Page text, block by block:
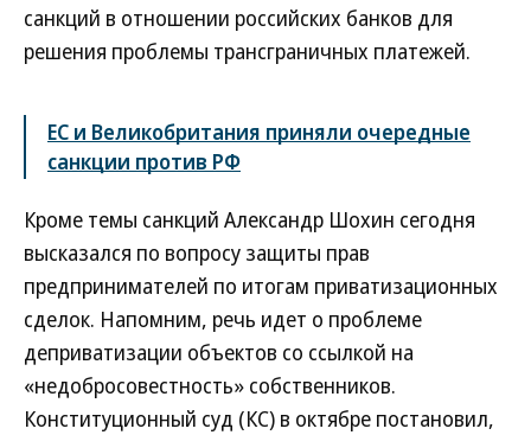
санкций в отношении российских банков для
решения проблемы трансграничных платежей.
ЕС и Великобритания приняли очередные
санкции против РФ
Кроме темы санкций Александр Шохин сегодня
высказался по вопросу защиты прав
предпринимателей по итогам приватизационных
сделок. Напомним, речь идет о проблеме
деприватизации объектов со ссылкой на
«недобросовестность» собственников.
Конституционный суд (КС) в октябре постановил,